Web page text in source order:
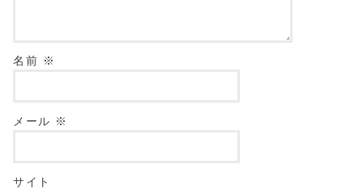
名前 ※
メール ※
サイト